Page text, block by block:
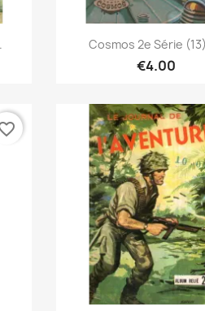
Quick view
Cosmos 2e Série
€4.00